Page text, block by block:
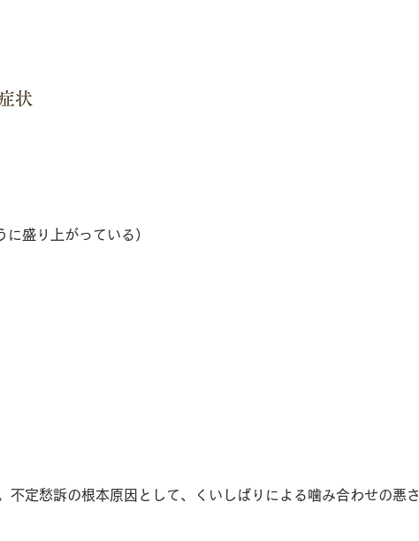
状
盛り上がっている）
定愁訴の根本原因として、くいしばりによる噛み合わせの悪さ